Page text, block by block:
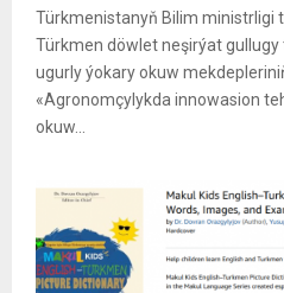
Türkmenistanyň Bilim ministrligi
Türkmen döwlet neşirýat
ugurly ýokary okuw
«Agronomçylykda innowasion
okuw...